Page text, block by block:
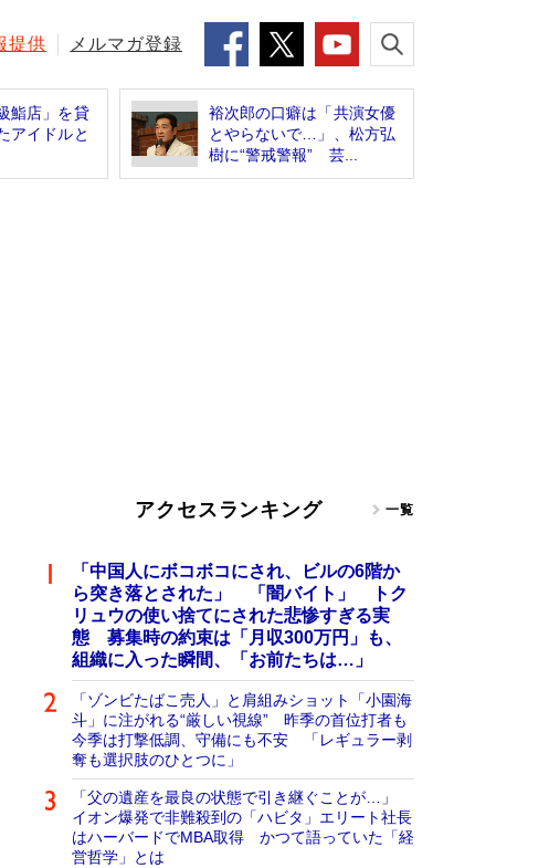
提供 メルマガ登録
鮨店」を貸
アイドルと
裕次郎の口癖は「共演女優
とやらないで…」、松方弘
樹に“警戒警報” 芸...
アクセスランキング 一覧
「中国人にボコボコにされ、ビルの6階か
ら突き落とされた」 「闇バイト」 トク
リュウの使い捨てにされた悲惨すぎる実
態 募集時の約束は「月収300万円」も、
組織に入った瞬間、「お前たちは…」
「ゾンビたばこ売人」と肩組みショット「小園海
斗」に注がれる“厳しい視線” 昨季の首位打者も
今季は打撃低調、守備にも不安 「レギュラー剥
奪も選択肢のひとつに」
「父の遺産を最良の状態で引き継ぐことが…」
イオン爆発で非難殺到の「ハビタ」エリート社長
はハーバードでMBA取得 かつて語っていた「経
営哲学」とは